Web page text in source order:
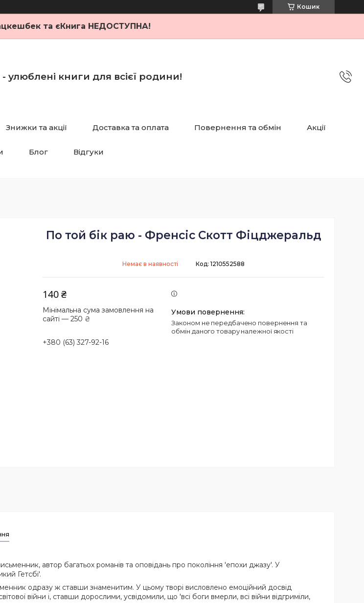
Кошик
та єКнига НЕДОСТУПНА!
улюблені книги для всієї родини!
Знижки та акції Доставка та оплата Повернення та обмін Акції
Блог Відгуки
По той бік раю - Френсіс Скотт Фіцджеральд
Немає в наявності Код: 1210552588
140 ₴
Мінімальна сума замовлення на
сайті — 250 ₴
+380 (63) 327-92-16
Законом не передбачено повернення та
обмін даного товару належної якості
автор багатьох романів та оповідань про покоління 'епохи джазу'. У
Гетсбі'.
одразу ж ставши знаменитим. У цьому творі висловлено емоційний досвід
війни і, ставши дорослими, усвідомили, що 'всі боги вмерли, всі війни відгриміли,